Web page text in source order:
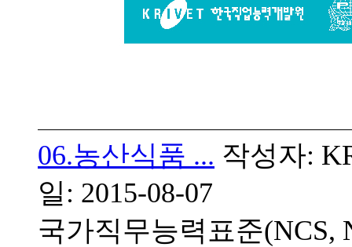
06.농산식품 ... 작성자:
일: 2015-08-07
국가직무능력표준(NCS,